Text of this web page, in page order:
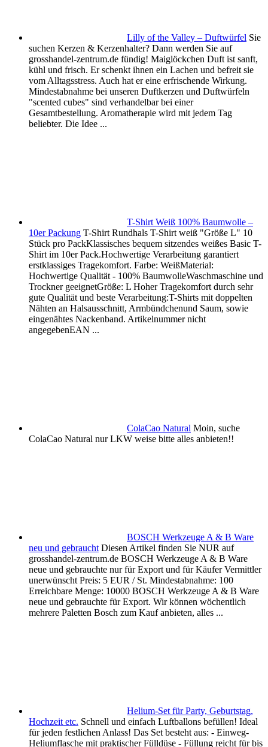
Lilly of the Valley – Duftwürfel Sie
suchen Kerzen & Kerzenhalter? Dann werden Sie auf
grosshandel-zentrum.de fündig! Maiglöckchen Duft ist sanft,
kühl und frisch. Er schenkt ihnen ein Lachen und befreit sie
vom Alltagsstress. Auch hat er eine erfrischende Wirkung.
Mindestabnahme bei unseren Duftkerzen und Duftwürfeln
"scented cubes" sind verhandelbar bei einer
Gesamtbestellung. Aromatherapie wird mit jedem Tag
beliebter. Die Idee ...
T-Shirt Weiß 100% Baumwolle –
10er Packung T-Shirt Rundhals T-Shirt weiß "Größe L" 10
Stück pro PackKlassisches bequem sitzendes weißes Basic T-
Shirt im 10er Pack.Hochwertige Verarbeitung garantiert
erstklassiges Tragekomfort. Farbe: WeißMaterial:
Hochwertige Qualität - 100% BaumwolleWaschmaschine und
Trockner geeignetGröße: L Hoher Tragekomfort durch sehr
gute Qualität und beste Verarbeitung:T-Shirts mit doppelten
Nähten an Halsausschnitt, Armbündchenund Saum, sowie
eingenähtes Nackenband. Artikelnummer nicht
angegebenEAN ...
ColaCao Natural Moin, suche
ColaCao Natural nur LKW weise bitte alles anbieten!!
BOSCH Werkzeuge A & B Ware
neu und gebraucht Diesen Artikel finden Sie NUR auf
grosshandel-zentrum.de BOSCH Werkzeuge A & B Ware
neue und gebrauchte nur für Export und für Käufer Vermittler
unerwünscht Preis: 5 EUR / St. Mindestabnahme: 100
Erreichbare Menge: 10000 BOSCH Werkzeuge A & B Ware
neue und gebrauchte für Export. Wir können wöchentlich
mehrere Paletten Bosch zum Kauf anbieten, alles ...
Helium-Set für Party, Geburtstag,
Hochzeit etc. Schnell und einfach Luftballons befüllen! Ideal
für jeden festlichen Anlass! Das Set besteht aus: - Einweg-
Heliumflasche mit praktischer Fülldüse - Füllung reicht für bis